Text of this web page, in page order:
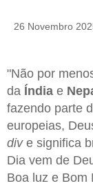
26 Novembro
"Não por
da Índia e
fazendo parte
europeias,
dive significa
Dia vem de
Boa luz e Bom